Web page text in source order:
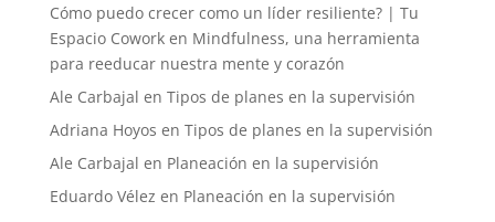
Cómo puedo crecer como un líder resiliente? | Tu
Espacio Coworken Mindfulness, una herramienta
para reeducar nuestra mente y corazón
Ale Carbajal en Tipos de planes en la supervisión
Adriana Hoyos en Tipos de planes en la supervisión
Ale Carbajal en Planeación en la supervisión
Eduardo Vélez en Planeación en la supervisión